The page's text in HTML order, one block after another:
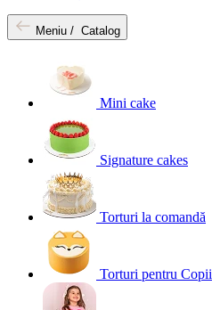
Meniu / Catalog
Mini cake
Signature cakes
Torturi la comandă
Torturi pentru Copii